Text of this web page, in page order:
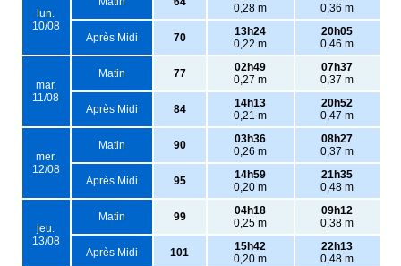
lun.
10/08
0,28 m
0,36 m
Après Midi 70
13h24
0,22 m
20h05
0,46 m
mar.
11/08
Matin 77
02h49
0,27 m
07h37
0,37 m
Après Midi 84
14h13
0,21 m
20h52
0,47 m
mer.
12/08
Matin 90
03h36
0,26 m
08h27
0,37 m
Après Midi 95
14h59
0,20 m
21h35
0,48 m
jeu.
13/08
Matin 99
04h18
0,25 m
09h12
0,38 m
Après Midi 101
15h42
0,20 m
22h13
0,48 m